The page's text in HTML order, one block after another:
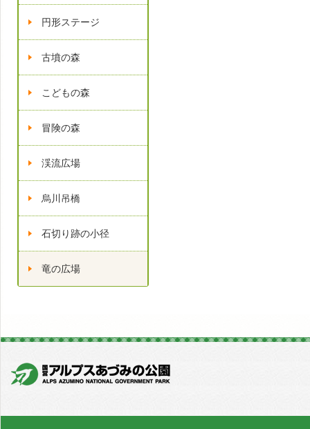
円形ステージ
古墳の森
こどもの森
冒険の森
渓流広場
烏川吊橋
石切り跡の小径
竜の広場